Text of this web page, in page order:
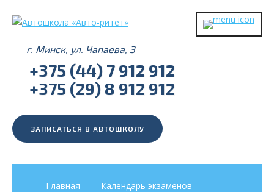
г. Минск, ул. Чапаева, 3
+375 (44) 7 912 912
+375 (29) 8 912 912
ЗАПИСАТЬСЯ В АВТОШКОЛУ
Главная
Календарь экзаменов